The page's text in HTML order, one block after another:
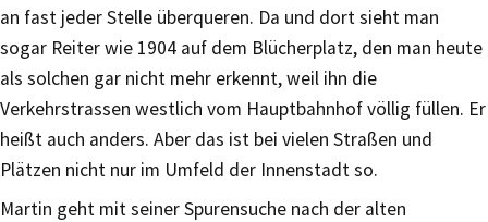
an fast jeder Stelle überqueren. Da und dort sieht man
sogar Reiter wie 1904 auf dem Blücherplatz, den man heute
als solchen gar nicht mehr erkennt, weil ihn die
Verkehrstrassen westlich vom Hauptbahnhof völlig füllen. Er
heißt auch anders. Aber das ist bei vielen Straßen und
Plätzen nicht nur im Umfeld der Innenstadt so.
Martin geht mit seiner Spurensuche nach der alten